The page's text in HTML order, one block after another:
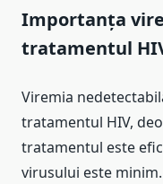
Importanța
tratamentul
Viremia
tratamentul HIV,
tratamentul este
virusului este minim.